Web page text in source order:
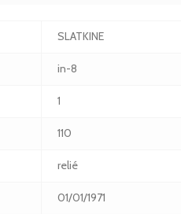
SLATKINE
in-8
1
110
relié
01/01/1971